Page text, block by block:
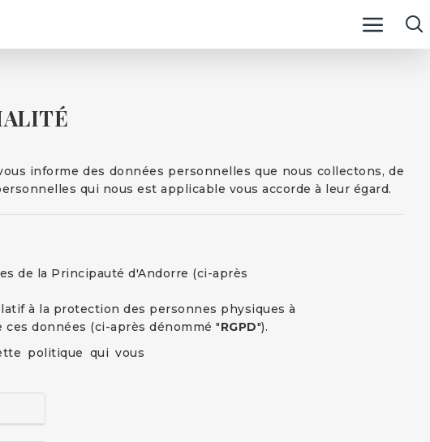
informe des données personnelles que nous collectons, de
qui nous est applicable vous accorde à leur égard.
de la Principauté d'Andorre (ci-après
à la protection des personnes physiques à
données (ci-après dénommé "RGPD").
politique qui vous